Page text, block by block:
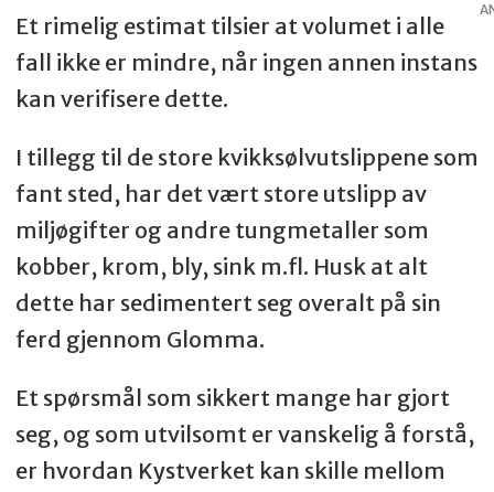
Et rimelig estimat tilsier at volumet i alle
fall ikke er mindre, når ingen annen instans
kan verifisere dette.
I tillegg til de store kvikksølvutslippene som
fant sted, har det vært store utslipp av
miljøgifter og andre tungmetaller som
kobber, krom, bly, sink m.fl. Husk at alt
dette har sedimentert seg overalt på sin
ferd gjennom Glomma.
Et spørsmål som sikkert mange har gjort
seg, og som utvilsomt er vanskelig å forstå,
er hvordan Kystverket kan skille mellom